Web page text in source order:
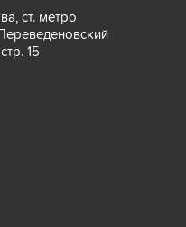
ст. метро
15